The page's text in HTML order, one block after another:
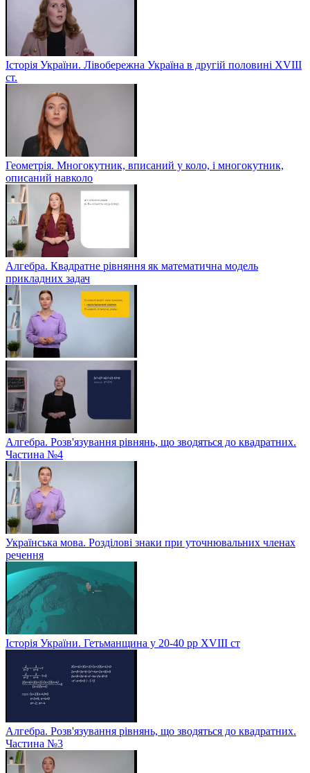
Історія України. Лівобережна Україна в другій половині ХVIIІ
ст.
Геометрія. Многокутник, вписаний у коло, і многокутник,
описаний навколо
Алгебра. Квадратне рівняння як математична модель
прикладних задач
Алгебра. Розв'язування рівнянь, що зводяться до квадратних.
Частина №4
Українська мова. Розділові знаки при уточнювальних членах
речення
Історія України. Гетьманщина у 20-40 рр ХVIIІ ст
Алгебра. Розв'язування рівнянь, що зводяться до квадратних.
Частина №3